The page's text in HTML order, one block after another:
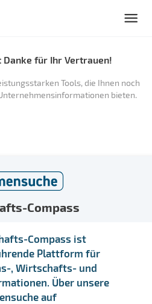
für Ihr Vertrauen!
Tools, die Ihnen noch
bieten.
Compass
Compass ist
Plattform für
, Wirtschafts- und
Über unsere
auf